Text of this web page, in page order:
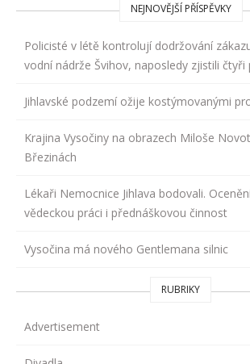
NEJNOVĚJŠÍ PŘÍSPĚVKY
Policisté v létě kontrolují dodržování
vodní nádrže Švihov, naposledy zjistili čtyři
Jihlavské podzemí ožije kostýmovanými
Krajina Vysočiny na obrazech Miloše
Březinách
Lékaři Nemocnice Jihlava bodovali.
vědeckou práci i přednáškovou činnost
Vysočina má nového Gentlemana silnic
RUBRIKY
Advertisement